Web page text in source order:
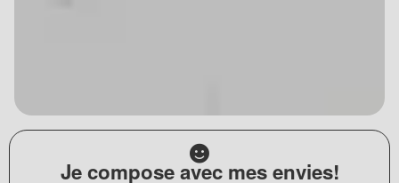
Je compose avec mes envies!